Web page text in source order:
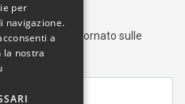
e resta aggiornato sulle
per
navigazione.
a
la nostra